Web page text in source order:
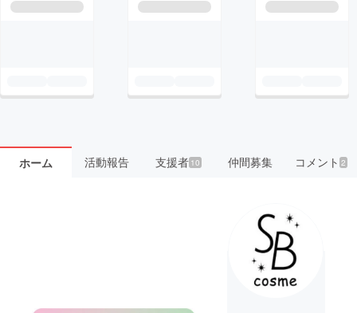
ホーム 活動報告 支援者 10 仲間募集 コメント2